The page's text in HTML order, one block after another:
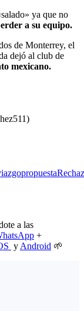
ya que no
a su equipo.
de Monterrey, el
dejó al club de
mexicano.
propuesta
a las
+
y Android 🌱